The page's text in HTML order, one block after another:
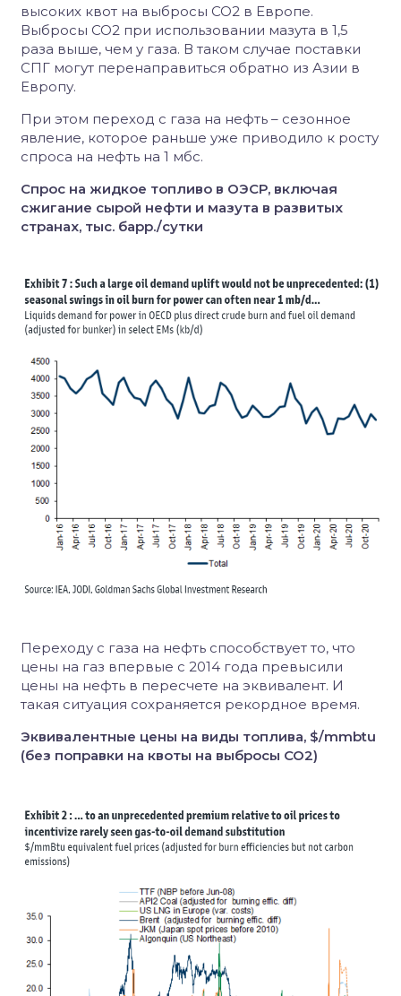
высоких квот на выбросы СО2 в Европе.
Выбросы СО2 при использовании мазута в 1,5
раза выше, чем у газа. В таком случае поставки
СПГ могут перенаправиться обратно из Азии в
Европу.
При этом переход с газа на нефть – сезонное
явление, которое раньше уже приводило к росту
спроса на нефть на 1 мбс.
Спрос на жидкое топливо в ОЭСР, включая
сжигание сырой нефти и мазута в развитых
странах, тыс. барр./сутки
Переходу с газа на нефть способствует то, что
цены на газ впервые с 2014 года превысили
цены на нефть в пересчете на эквивалент. И
такая ситуация сохраняется рекордное время.
Эквивалентные цены на виды топлива, $/mmbtu
(без поправки на квоты на выбросы СО2)